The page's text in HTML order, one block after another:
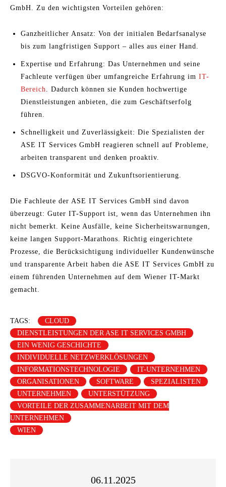
GmbH. Zu den wichtigsten Vorteilen gehören:
Ganzheitlicher Ansatz: Von der initialen Bedarfsanalyse
bis zum langfristigen Support – alles aus einer Hand.
Expertise und Erfahrung: Das Unternehmen und seine
Fachleute verfügen über umfangreiche Erfahrung im IT-
Bereich. Dadurch können sie Kunden hochwertige
Dienstleistungen anbieten, die zum Geschäftserfolg
führen.
Schnelligkeit und Zuverlässigkeit: Die Spezialisten der
ASE IT Services GmbH reagieren schnell auf Probleme,
arbeiten transparent und denken proaktiv.
DSGVO-Konformität und Zukunftsorientierung.
Die Fachleute der ASE IT Services GmbH sind davon
überzeugt: Guter IT-Support ist, wenn das Unternehmen ihn
nicht bemerkt. Keine Ausfälle, keine Sicherheitswarnungen,
keine langen Support-Marathons. Richtig eingerichtete
Prozesse, die Berücksichtigung individueller Kundenwünsche
und transparente Arbeit haben die ASE IT Services GmbH zu
einem führenden Unternehmen auf dem Wiener IT-Markt
gemacht.
TAGS:
CLOUD
DIENSTLEISTUNGEN DER ASE IT SERVICES GMBH
EIN WENIG GESCHICHTE
INDIVIDUELLE NETZWERKLÖSUNGEN
INFORMATIONSTECHNOLOGIE
IT-UNTERNEHMEN
ORGANISATIONEN
SOFTWARE
SPEZIALISTEN
UNTERNEHMEN
UNTERSTÜTZUNG
VORTEILE DER ZUSAMMENARBEIT MIT DEM
UNTERNEHMEN
WIEN
06.11.2025